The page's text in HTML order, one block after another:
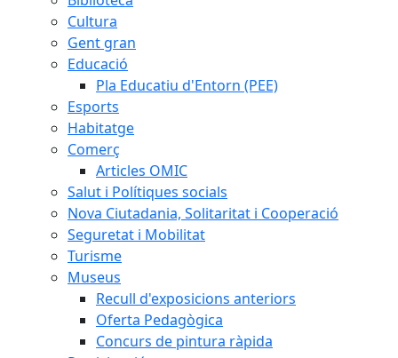
Cultura
Gent gran
Educació
Pla Educatiu d'Entorn (PEE)
Esports
Habitatge
Comerç
Articles OMIC
Salut i Polítiques socials
Nova Ciutadania, Solitaritat i Cooperació
Seguretat i Mobilitat
Turisme
Museus
Recull d'exposicions anteriors
Oferta Pedagògica
Concurs de pintura ràpida